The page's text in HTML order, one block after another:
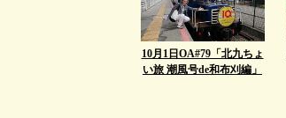
10月1日OA#79「北九ちょ
い旅 潮風号de和布刈編」